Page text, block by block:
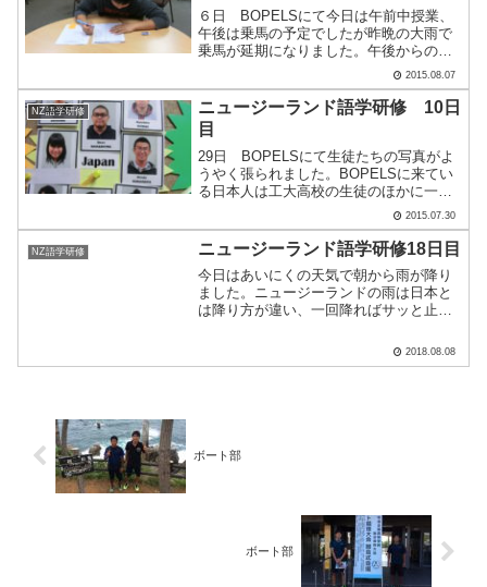
６日 BOPELSにて今日は午前中授業、
午後は乗馬の予定でしたが昨晩の大雨で
乗馬が延期になりました。午後からの乗
馬がなくなったので、みんなでフィッシ
ュ＆チップスのお店に行きました。この
お店はニュージーランドでフィッシュ＆
チップスのおいしいお.....
2015.08.07
NZ語学研修
ニュージーランド語学研修 10日
目
29日 BOPELSにて生徒たちの写真がよ
うやく張られました。BOPELSに来てい
る日本人は工大高校の生徒のほかに一人
だけいます。そのことも仲良くトランプ
をして過ごす様子も見られました。今日
は午後がフリータイムだったことと、僕
も午前中の授業.....
2015.07.30
NZ語学研修 ニュージーランド語学研修18日目
今日はあいにくの天気で朝から雨が降り
ました。ニュージーランドの雨は日本と
は降り方が違い、一回降ればサッと止む
午前中はいつも通り授業を行い午後から
市内探検！……の予定でしたが、雨のた
2018.08.08
ボート部
ボート部